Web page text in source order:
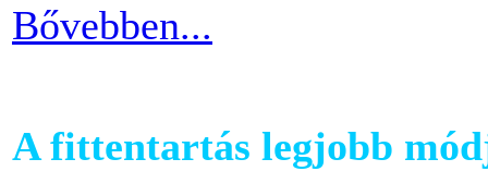
Bővebben...
A fittentartás legjobb